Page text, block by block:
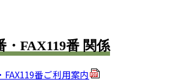
・FAX119番 関係
番ご利用案内